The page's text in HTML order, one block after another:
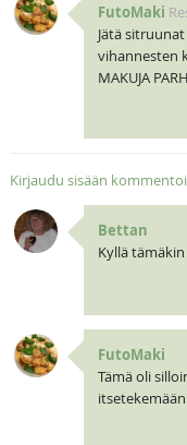
FutoMaki
Jätä
vihannesten
MAKUJA
Kirjaudu sisään
Bettan
Kyllä
FutoMaki
Tämä oli